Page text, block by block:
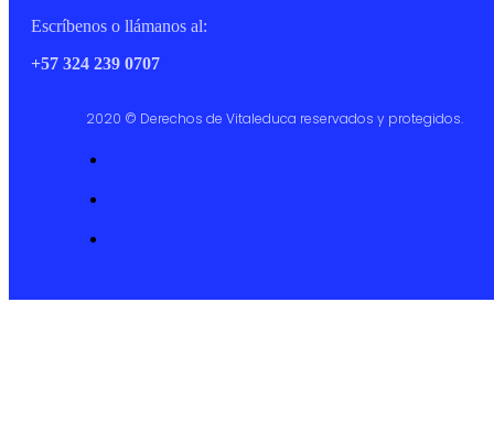
Escríbenos o llámanos al:
+57 324 239 0707
2020 © Derechos de Vitaleduca reservados y protegidos.